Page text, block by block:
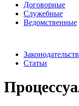
Договорные
Служебные
Ведомственные
Статьи